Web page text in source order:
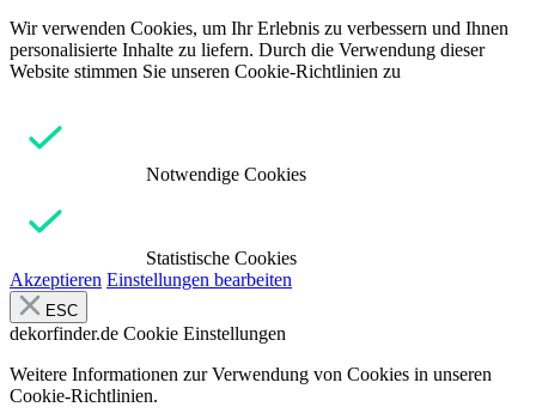
Wir verwenden Cookies, um Ihr Erlebnis zu verbessern und Ihnen
personalisierte Inhalte zu liefern. Durch die Verwendung dieser
Website stimmen Sie unseren Cookie-Richtlinien zu
Notwendige Cookies
Statistische Cookies
Akzeptieren Einstellungen bearbeiten
ESC
dekorfinder.de Cookie Einstellungen
Weitere Informationen zur Verwendung von Cookies in unseren
Cookie-Richtlinien.